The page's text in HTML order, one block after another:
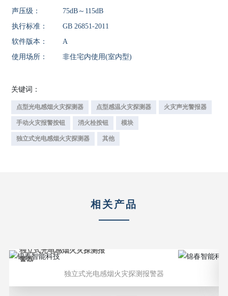
声压级：
75dB～115dB
执行标准：
GB 26851-2011
软件版本：
A
使用场所：
非住宅内使用(室内型)
关键词：
点型光电感烟火灾探测器 点型感温火灾探测器 火灾声光警报器
手动火灾报警按钮 消火栓按钮 模块
独立式光电感烟火灾探测器 其他
相关产品
感烟火灾探测报
独立式光电感烟火灾探测报警器
手动火灾报警
SFL-CP80